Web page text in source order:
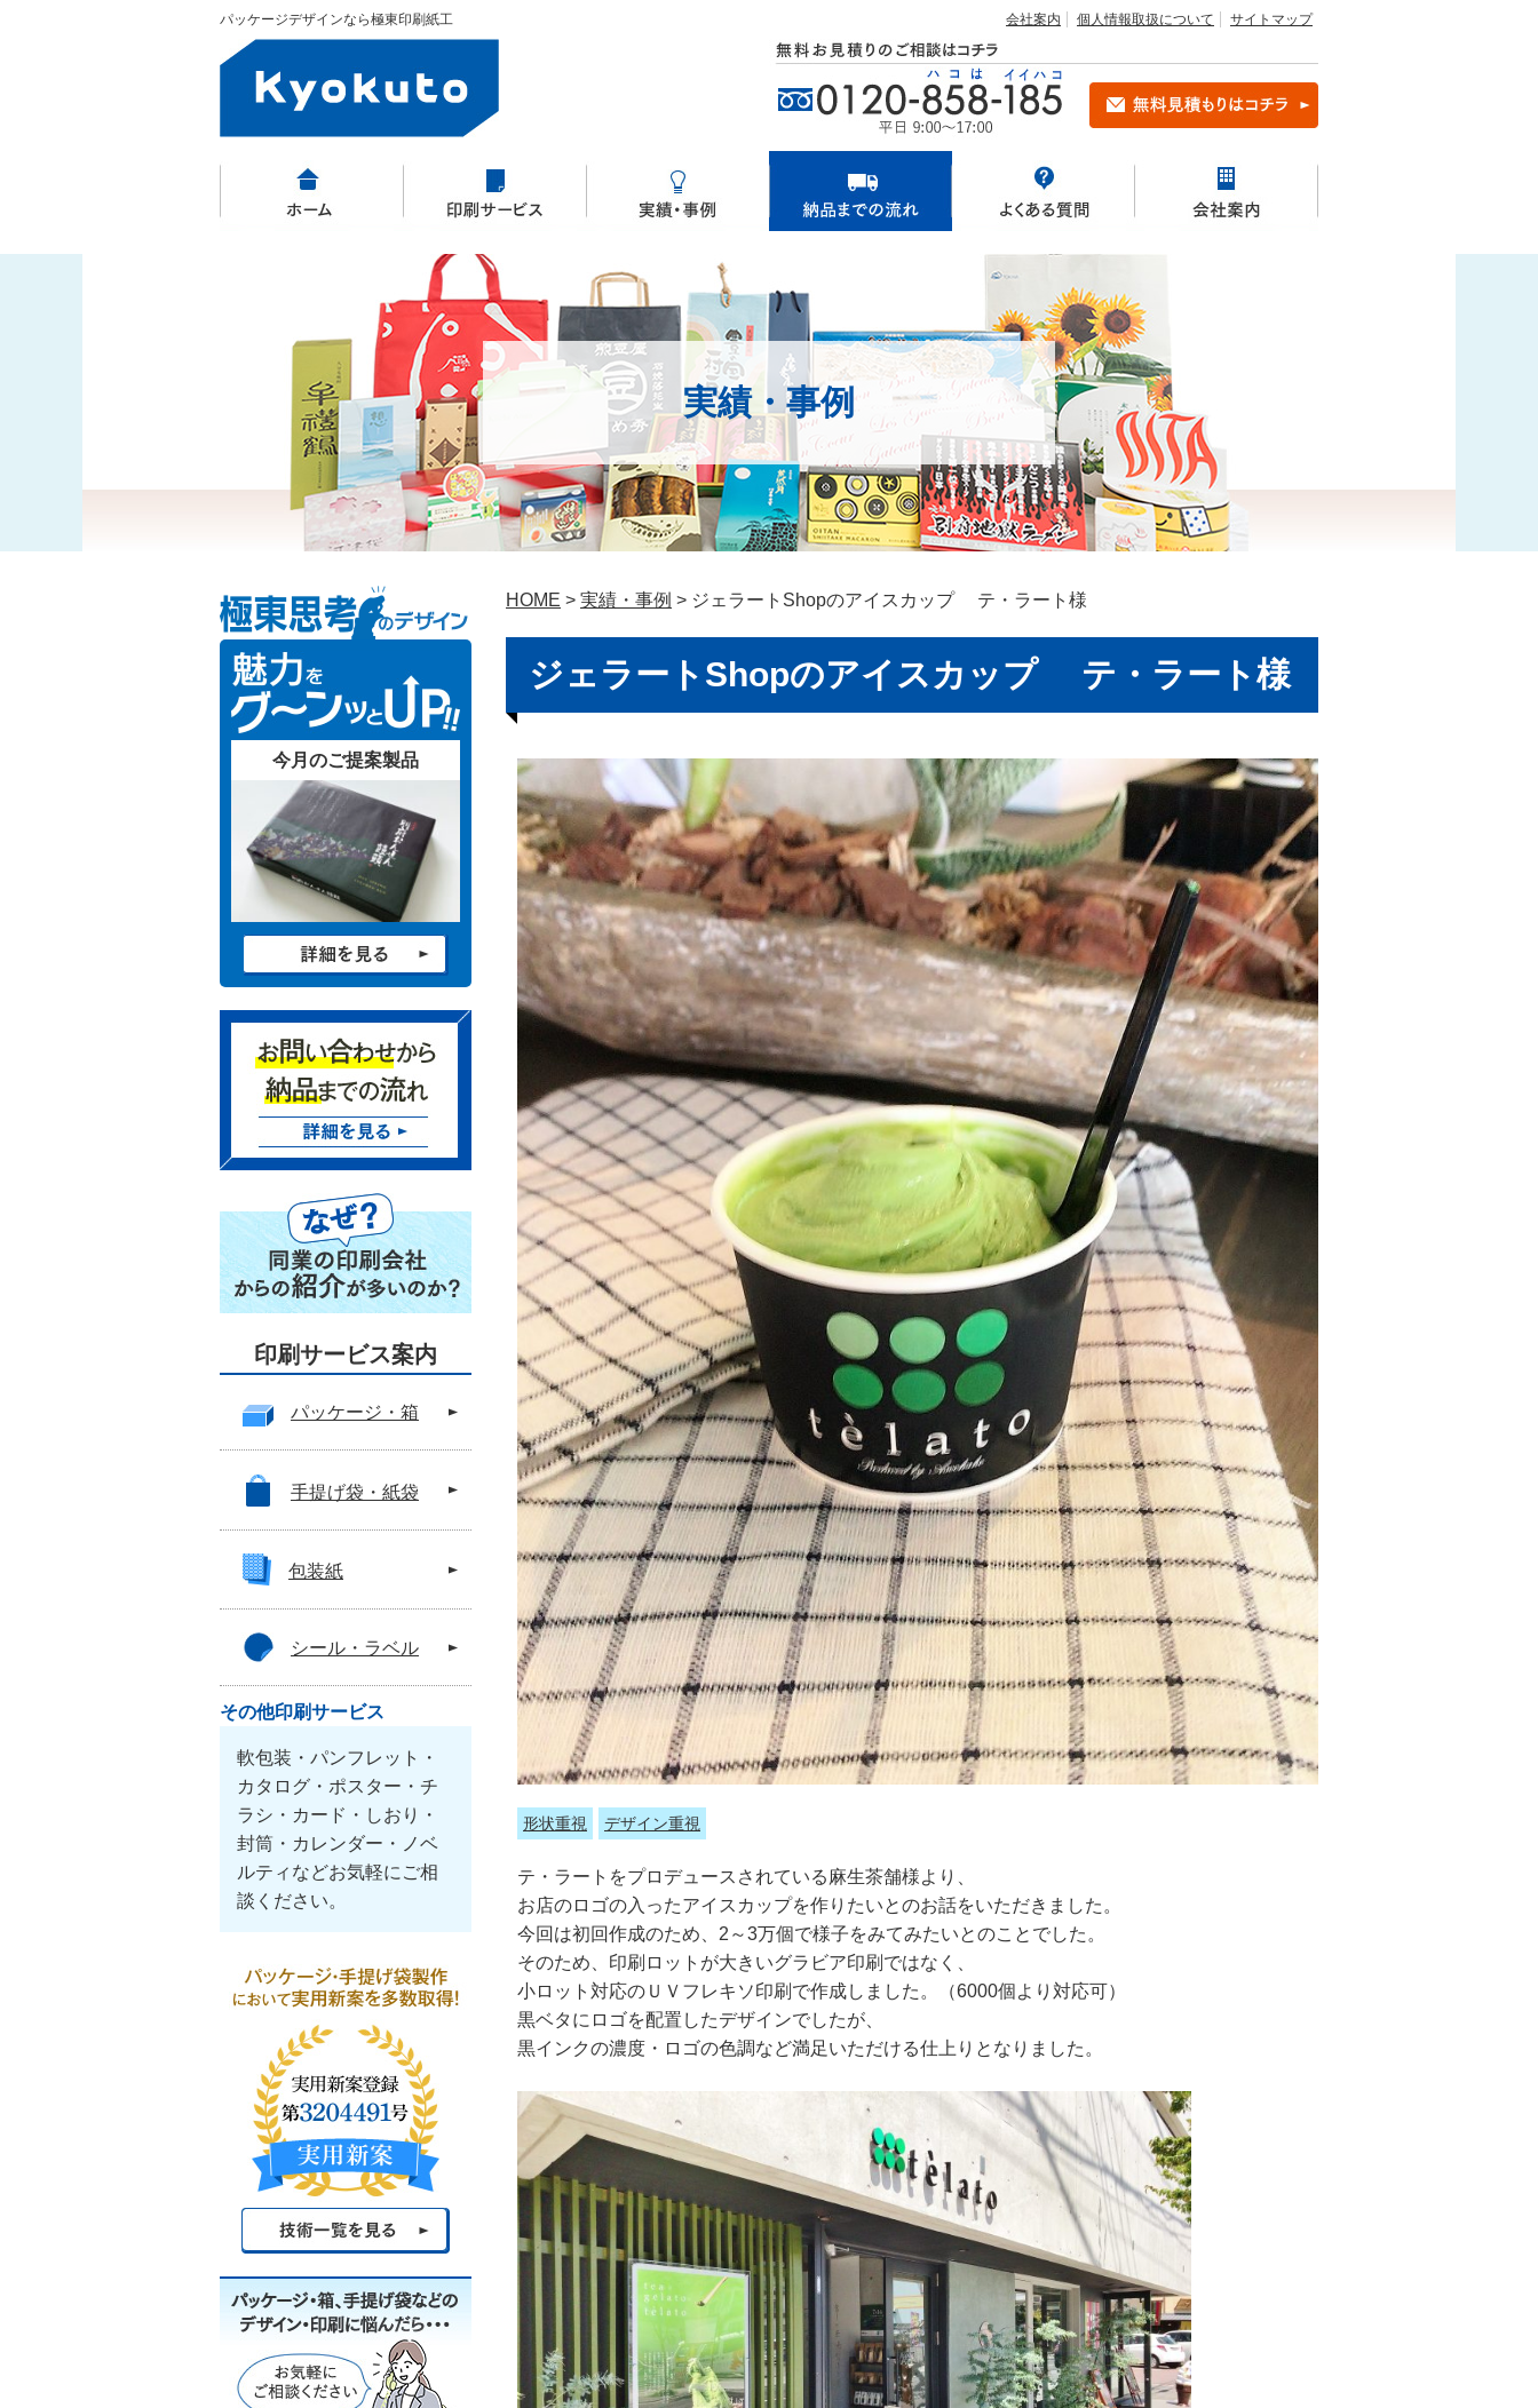
パッケージデザインなら極東印刷紙工 会社案内 個人情報取扱について サイトマップ
実績・事例
HOME > 実績・事例 > ジェラートShopのアイスカップ テ・ラート様
ジェラートShopのアイスカップ テ・ラート様
形状重視 デザイン重視
テ・ラートをプロデュースされている麻生茶舗様より、
お店のロゴの入ったアイスカップを作りたいとのお話をいただきました。
今回は初回作成のため、2～3万個で様子をみてみたいとのことでした。
そのため、印刷ロットが大きいグラビア印刷ではなく、
小ロット対応のＵＶフレキソ印刷で作成しました。（6000個より対応可）
黒ベタにロゴを配置したデザインでしたが、
黒インクの濃度・ロゴの色調など満足いただける仕上りとなりました。
今月のご提案製品
印刷サービス案内
パッケージ・箱
手提げ袋・紙袋
包装紙
シール・ラベル
その他印刷サービス
軟包装・パンフレット・
カタログ・ポスター・チ
ラシ・カード・しおり・
封筒・カレンダー・ノベ
ルティなどお気軽にご相
談ください。